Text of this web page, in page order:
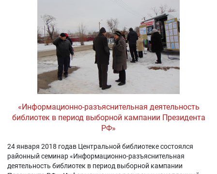
«Информационно-разъяснительная деятельность
библиотек в период выборной кампании Президента
РФ»
24 января 2018 годав Центральной библиотеке состоялся
районный семинар «Информационно-разъяснительная
деятельность библиотек в период выборной кампании